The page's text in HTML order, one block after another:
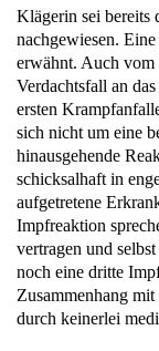
nachgewiesen.
erwähnt. Auch vom
Verdachtsfall an
ersten
sich nicht um eine
hinausgehende
schicksalhaft in
aufgetretene
Impfreaktion
vertragen und
noch eine dritte
Zusammenhang
durch keinerlei